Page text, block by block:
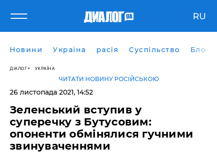
RU
Новини Україна расія Суспільство Блоги
ДІАЛОГ УКРАЇНА
ЧИТАТИ НОВИНУ РОСІЙСЬКОЮ
26 листопада 2021, 14:52
Зеленський вступив у
суперечку з Бутусовим:
опоненти обмінялися гучними
звинуваченнями